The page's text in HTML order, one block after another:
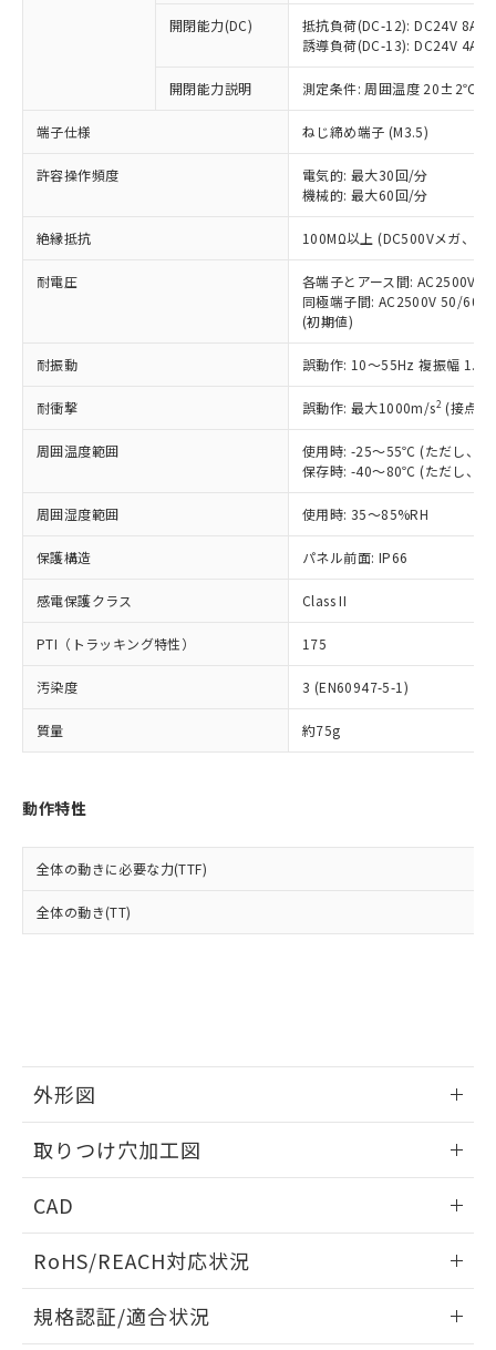
開閉能力(DC)
抵抗負荷(DC-12): DC24V 8A/
誘導負荷(DC-13): DC24V 4A/
開閉能力説明 測定条件: 周囲温度 20±2℃、
端子仕様 ねじ締め端子 (M3.5)
許容操作頻度
電気的: 最大30回/分
機械的: 最大60回/分
絶縁抵抗 100MΩ以上 (DC500Vメガ、点
耐電圧
各端子とアース間: AC2500V
同極端子間: AC2500V 50/
(初期値)
耐振動 誤動作: 10～55Hz 複振幅
耐衝撃 誤動作: 最大1000m/s2 (接点
周囲温度範囲
使用時: -25～55℃ (ただし、氷
保存時: -40～80℃ (ただし、氷
周囲湿度範囲 使用時: 35～85%RH
保護構造 パネル前面: IP66
感電保護クラス Class II
PTI（トラッキング特性） 175
汚染度 3 (EN60947-5-1)
質量 約75g
動作特性
全体の動きに必要な力(TTF)
全体の動き(TT)
外形図
取りつけ穴加工図
CAD
ドすることができます。
RoHS/REACH対応状況
規格認証/適合状況
商品の当社在庫状況および標準価格
(税抜)を提供させていただくもので
当社制御機器事業取扱商品の中には、
本サービスの対象外となる商品もある
ことをご了承ください。
在庫状況および標準価格照会結果は、
記載している更新日時点での社内デー
タに基づき作成されるものであり、閲
覧された時点での実際の在庫および標
準価格とは異なる場合があることをご
正式な納期状況および標準価格はお客
様のお取引先、またはお客様担当のオ
ムロン制御機器販売店・当社販売員に
オムロン制御機器販売店や当社販売拠
販売ネットワーク
」をご確認
在庫状況および標準価格結果を当社の
事前の承諾なく第三者に漏洩または開
示しないようお願いします。
マイパーツ機能（部品リスト作成サー
ビス）をご利用いただくには、I-Web
メンバーズにご登録されている必要が
あります。
お客様が当ウェブサイト上で当社にご
登録された部品リストについて、当社
および当社の共同利用者が、当社の製
品・サービスに関するお客様との取
引・商談に必要な範囲で利用すること
非含有の対応状況を調査中または確認中の
非該当品：ライセンス料など無形物で、有
害物質有無と関係のない商品です。
いたものが、含有品と判明した場合などや
むを得ず変更することがあります。
鉛(Pb) 1000ppm以下、 水銀(Hg) 1000ppm以下、 カド
六価クロム(Cr(Ⅵ)) 1000ppm以下、ポリ臭化ビフェニル
類(PBB) 1000ppm以下、ポリ臭化ジフェニルエーテル類
(PBDE) 1000ppm以下、フタル酸ビス(2-エチルヘキシ
ル) (DEHP)(別名：DOP) 1000ppm以下、フタル酸ブチ
ルベンジル（BBP） 1000ppm以下、フタル酸ジブチル
（DBP） 1000ppm以下、フタル酸ジイソブチル
但し、RoHS指令で産業用監視および制御機器に対する
図的な使用がないことを確認しています。
部品在庫の切り替え状況などにより、予定
月が前後することがあります。
※3 非含有証明書ダウンロード
下記の非含有証明書をダウンロードするこ
EU RoHS指令（10物質）の非含有証明書
ものではありません。
また、RoHS指令のフタル酸エステル類４
荷製品に未対応品が混在することから備考
「○」：最大均質材料含有率が中国RoHSの
基準値以下であることを示します。
「×」：最大均質材料含有率が中国RoHSの
基準値を超えていることを示します。
「－」：未確認です。当社販売部門へお問
い合わせください。
*中国RoHS10物質の基準値 (GB/T26572)：
Pb(鉛) :1000ppm、 Hg(水銀) : 1000ppm、 Cd(カドミウ
ム) : 100ppm、
Cr(Ⅵ)(六価クロム) : 1000ppm、 PBBs(ポリ臭化ビフェ
ニル類) : 1000ppm、 PBDEs(ポリ臭化ジフェニルエーテ
DBP(フタル酸ジブチル) : 1000ppm、 DIBP(フタル酸ジ
イソブチル) : 1000ppm、 BBP(フタル酸ブチルベンジ
DEHP(フタル酸ビス(2-エチルヘキシル)) : 1000ppm
「ｅ」：有害物質（10物質）のすべてが基
準値以下であることを示します。
「10」：通常の使用状況下において有害物
質が外部に漏えいし、環境に深刻な影響を
及ぼさない年数を意味します。
「－」：未確認です。当社販売部門へお問
当社は、これら貴社製品のうち、外国
為替および外国貿易法に定める商品
（以下｢規制貨物等」という）を輸出
または国外への提供する場合は、日本
国政府の輸出許可(または役務取引許
可)を取得するなどの必要な手続きを
当社は規制貨物を破棄する場合は、完
全に破砕するなど、違法に輸出されな
いよう必要な手段を講じます。
当社は貴社製品を、核兵器、ミサイ
ル、化学兵器、生物兵器またはその他
武器並びにこれらの製造装置等に一切
当社は、貴社製品を第三者に販売する
場合は、上記1、2および3の内容を当
該第三者に通知します。また当社は、
販売先および販売に係わる関係者が違
法に輸出するおそれがある場合は、取
り引きをいたしません。
キャンセル
一定数以上の在庫あり
一定数には満たないが在庫あり
在庫なし(最新の在庫状況につ
いては、お客様のお取引先、ま
たはお客様担当のオムロン制御
機器販売店・当社販売員にご確
受注生産機種、また在庫状況の
情報を公開していない機種